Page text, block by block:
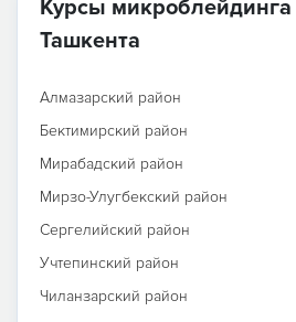
Курсы
Ташкента
Алмазарский район
Бектимирский район
Мирабадский район
Мирзо-Улугбекский район
Сергелийский район
Учтепинский район
Чиланзарский район